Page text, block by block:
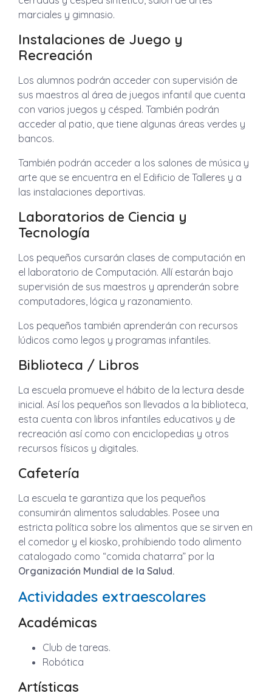
marciales y gimnasio.
Instalaciones de Juego y
Recreación
Los alumnos podrán acceder con supervisión de
sus maestros al área de juegos infantil que cuenta
con varios juegos y césped. También podrán
acceder al patio, que tiene algunas áreas verdes y
bancos.
También podrán acceder a los salones de música y
arte que se encuentra en el Edificio de Talleres y a
las instalaciones deportivas.
Laboratorios de Ciencia y
Tecnología
Los pequeños cursarán clases de computación en
el laboratorio de Computación. Allí estarán bajo
supervisión de sus maestros y aprenderán sobre
computadores, lógica y razonamiento.
Los pequeños también aprenderán con recursos
lúdicos como legos y programas infantiles.
Biblioteca / Libros
La escuela promueve el hábito de la lectura desde
inicial. Así los pequeños son llevados a la biblioteca,
esta cuenta con libros infantiles educativos y de
recreación así como con enciclopedias y otros
recursos físicos y digitales.
Cafetería
La escuela te garantiza que los pequeños
consumirán alimentos saludables. Posee una
estricta política sobre los alimentos que se sirven en
el comedor y el kiosko, prohibiendo todo alimento
catalogado como “comida chatarra” por la
Organización Mundial de la Salud.
Actividades extraescolares
Académicas
Club de tareas.
Robótica
Artísticas